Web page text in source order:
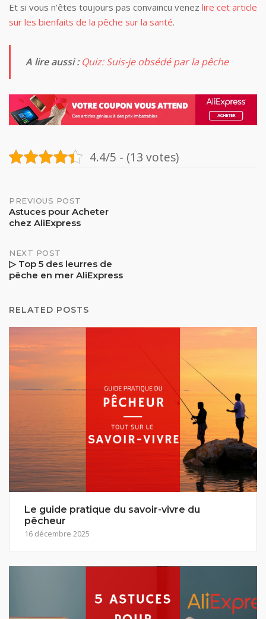
Et si vous n’êtes toujours pas convaincu venez lire cet article
sur les bienfaits de la pêche sur la santé.
A lire aussi : Quiz: Suis-je obsédé par la pêche
4.4/5 - (13 votes)
Post
navigation
PREVIOUS POST
Astuces pour Acheter
chez AliExpress
NEXT POST
▷ Top 5 des leurres de
pêche en mer AliExpress
RELATED POSTS
Le guide pratique du savoir-vivre du
pêcheur
16 décembre 2025